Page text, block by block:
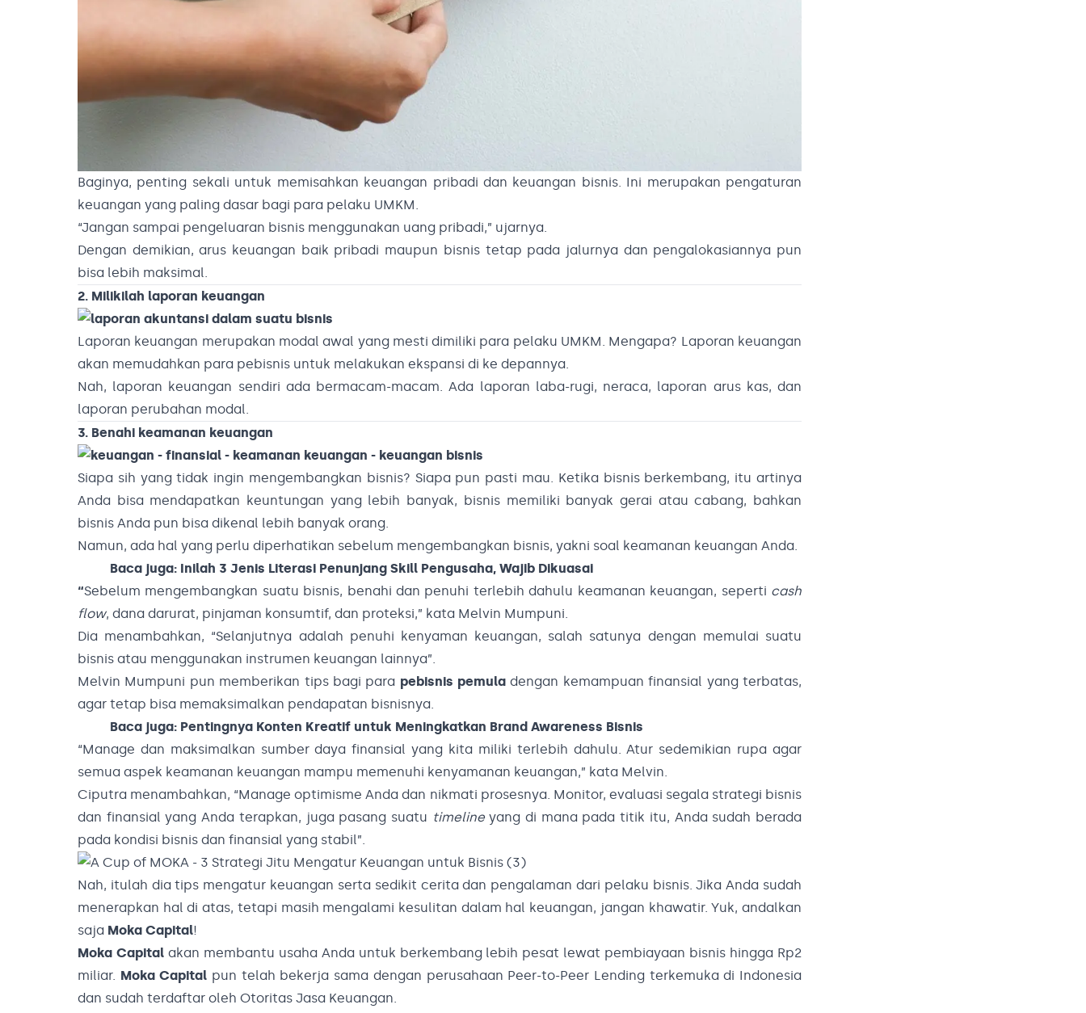
Baginya, penting sekali untuk memisahkan keuangan pribadi dan keuangan bisnis. Ini merupakan pengaturan
keuangan yang paling dasar bagi para pelaku UMKM.
“Jangan sampai pengeluaran bisnis menggunakan uang pribadi,” ujarnya.
Dengan demikian, arus keuangan baik pribadi maupun bisnis tetap pada jalurnya dan pengalokasiannya pun
bisa lebih maksimal.
2. Milikilah laporan keuangan
Laporan keuangan merupakan modal awal yang mesti dimiliki para pelaku UMKM. Mengapa? Laporan keuangan
akan memudahkan para pebisnis untuk melakukan ekspansi di ke depannya.
Nah, laporan keuangan sendiri ada bermacam-macam. Ada laporan laba-rugi, neraca, laporan arus kas, dan
laporan perubahan modal.
3. Benahi keamanan keuangan
Siapa sih yang tidak ingin mengembangkan bisnis? Siapa pun pasti mau. Ketika bisnis berkembang, itu artinya
Anda bisa mendapatkan keuntungan yang lebih banyak, bisnis memiliki banyak gerai atau cabang, bahkan
bisnis Anda pun bisa dikenal lebih banyak orang.
Namun, ada hal yang perlu diperhatikan sebelum mengembangkan bisnis, yakni soal keamanan keuangan Anda.
Baca juga: Inilah 3 Jenis Literasi Penunjang Skill Pengusaha, Wajib Dikuasai
“Sebelum mengembangkan suatu bisnis, benahi dan penuhi terlebih dahulu keamanan keuangan, seperti cash
flow, dana darurat, pinjaman konsumtif, dan proteksi,” kata Melvin Mumpuni.
Dia menambahkan, “Selanjutnya adalah penuhi kenyaman keuangan, salah satunya dengan memulai suatu
bisnis atau menggunakan instrumen keuangan lainnya”.
Melvin Mumpuni pun memberikan tips bagi para pebisnis pemuladengan kemampuan finansial yang terbatas,
agar tetap bisa memaksimalkan pendapatan bisnisnya.
Baca juga: Pentingnya Konten Kreatif untuk Meningkatkan Brand Awareness Bisnis
“Manage dan maksimalkan sumber daya finansial yang kita miliki terlebih dahulu. Atur sedemikian rupa agar
semua aspek keamanan keuangan mampu memenuhi kenyamanan keuangan,” kata Melvin.
Ciputra menambahkan, “Manage optimisme Anda dan nikmati prosesnya. Monitor, evaluasi segala strategi bisnis
dan finansial yang Anda terapkan, juga pasang suatu timelineyang di mana pada titik itu, Anda sudah berada
pada kondisi bisnis dan finansial yang stabil”.
Nah, itulah dia tips mengatur keuangan serta sedikit cerita dan pengalaman dari pelaku bisnis. Jika Anda sudah
menerapkan hal di atas, tetapi masih mengalami kesulitan dalam hal keuangan, jangan khawatir. Yuk, andalkan
saja Moka Capital!
Moka Capitalakan membantu usaha Anda untuk berkembang lebih pesat lewat pembiayaan bisnis hingga Rp2
miliar. Moka Capital pun telah bekerja sama dengan perusahaan Peer-to-Peer Lending terkemuka di Indonesia
dan sudah terdaftar oleh Otoritas Jasa Keuangan.